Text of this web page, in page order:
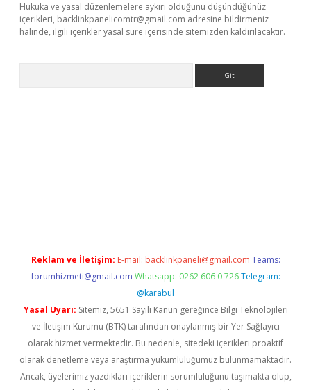
Hukuka ve yasal düzenlemelere aykırı olduğunu düşündüğünüz
içerikleri, backlinkpanelicomtr@gmail.com adresine bildirmeniz
halinde, ilgili içerikler yasal süre içerisinde sitemizden kaldırılacaktır.
Reklam ve İletişim: E-mail: backlinkpaneli@gmail.com Teams:
forumhizmeti@gmail.com Whatsapp: 0262 606 0 726 Telegram:
@karabul
Yasal Uyarı: Sitemiz, 5651 Sayılı Kanun gereğince Bilgi Teknolojileri
ve İletişim Kurumu (BTK) tarafından onaylanmış bir Yer Sağlayıcı
olarak hizmet vermektedir. Bu nedenle, sitedeki içerikleri proaktif
olarak denetleme veya araştırma yükümlülüğümüz bulunmamaktadır.
Ancak, üyelerimiz yazdıkları içeriklerin sorumluluğunu taşımakta olup,